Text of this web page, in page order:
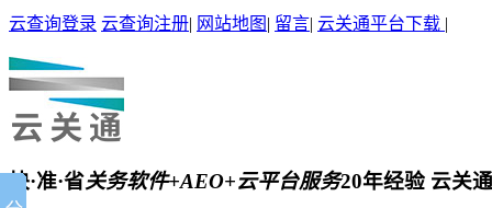
云查询登录 云查询注册| 网站地图 | 留言| 云关通平台下载 |
快·准·省关务软件+AEO+云平台服务20年经验 云关